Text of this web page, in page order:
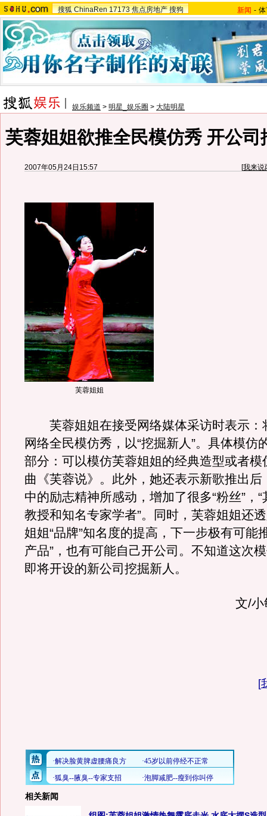
搜狐 ChinaRen 17173 焦点房地产 搜狗 新闻 -
娱乐频道 > 明星_娱乐圈 > 大陆明星
芙蓉姐姐欲推全民模仿秀 开公司
2007年05月24日15:57 [我来说
芙蓉姐姐
芙蓉姐姐在接受网络媒体采访时表示：
网络全民模仿秀，以“挖掘新人”。具体模仿
部分：可以模仿芙蓉姐姐的经典造型或者模
曲《芙蓉说》。此外，她还表示新歌推出后
中的励志精神所感动，增加了很多“粉丝”，
教授和知名专家学者”。同时，芙蓉姐姐还
姐姐“品牌”知名度的提高，下一步极有可能
产品”，也有可能自己开公司。不知道这次
即将开设的新公司挖掘新人。
文/小
[
相关新闻